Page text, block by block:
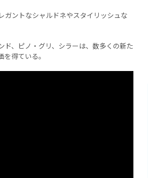
ガントなシャルドネやスタイリッシュな
、ピノ・グリ、シラーは、数多くの新た
得ている。